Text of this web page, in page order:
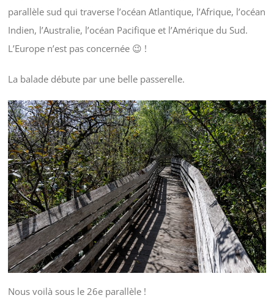
parallèle sud qui traverse l’océan Atlantique, l’Afrique, l’océan
Indien, l’Australie, l’océan Pacifique et l’Amérique du Sud.
L’Europe n’est pas concernée 😉 !
La balade débute par une belle passerelle.
Nous voilà sous le 26e parallèle !